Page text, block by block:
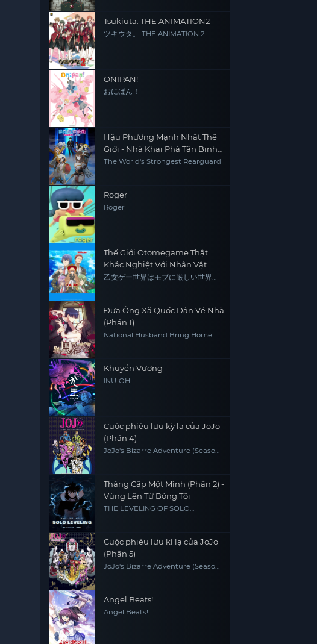
Tsukiuta. THE ANIMATION2
ツキウタ。 THE ANIMATION 2
ONIPAN!
おにぱん！
Hậu Phương Mạnh Nhất Thế
Giới - Nhà Khai Phá Tân Binh
Của Vương Quốc Mê Cung
The World's Strongest Rearguard
Roger
Roger
Thế Giới Otomegame Thật
Khắc Nghiệt Với Nhân Vật
Quần Chúng
乙女ゲー世界はモブに厳しい世界で
Đưa Ông Xã Quốc Dân Về Nhà
(Phần 1)
National Husband Bring Home
Khuyển Vương
INU-OH
Cuộc phiêu lưu kỳ lạ của JoJo
(Phần 4)
JoJo's Bizarre Adventure (Season
Thăng Cấp Một Mình (Phần 2) -
Vùng Lên Từ Bóng Tối
THE LEVELING OF SOLO
Cuộc phiêu lưu kì lạ của JoJo
(Phần 5)
JoJo's Bizarre Adventure (Season
Angel Beats!
Angel Beats!